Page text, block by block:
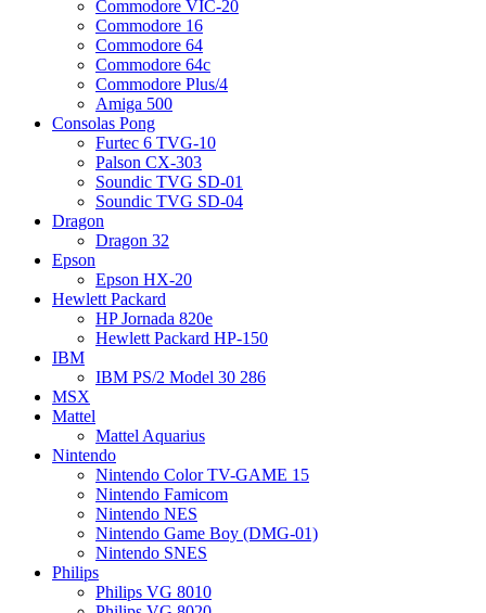
Commodore VIC-20
Commodore 16
Commodore 64
Commodore 64c
Commodore Plus/4
Amiga 500
Consolas Pong
Furtec 6 TVG-10
Palson CX-303
Soundic TVG SD-01
Soundic TVG SD-04
Dragon
Dragon 32
Epson
Epson HX-20
Hewlett Packard
HP Jornada 820e
Hewlett Packard HP-150
IBM
IBM PS/2 Model 30 286
MSX
Mattel
Mattel Aquarius
Nintendo
Nintendo Color TV-GAME 15
Nintendo Famicom
Nintendo NES
Nintendo Game Boy (DMG-01)
Nintendo SNES
Philips
Philips VG 8010